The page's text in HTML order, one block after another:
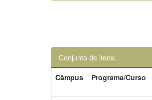
Conjunto de itens:
Câmpus
Programa/Curso